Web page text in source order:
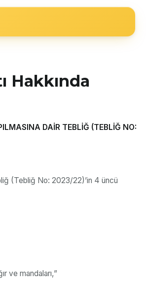
Hakkında
DAİR TEBLİĞ (TEBLİĞ NO:
(Tebliğ No: 2023/22)’in 4 üncü
ve mandaları,”